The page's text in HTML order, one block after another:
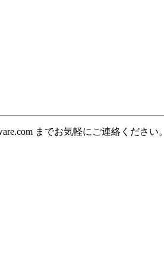
までお気軽にご連絡ください。